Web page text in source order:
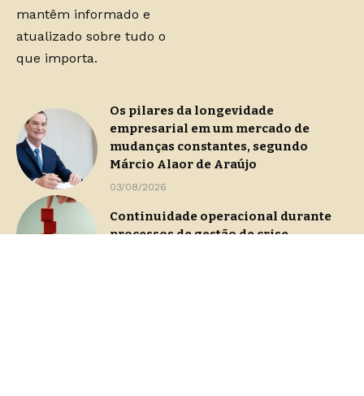
mantêm informado e
atualizado sobre tudo o
que importa.
Os pilares da longevidade
empresarial em um mercado de
mudanças constantes, segundo
Márcio Alaor de Araújo
03/08/2026
Continuidade operacional durante
processos de gestão de crise